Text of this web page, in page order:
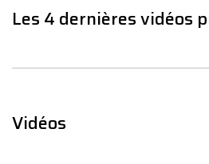
Les 4 dernières vidéos
Vidéos